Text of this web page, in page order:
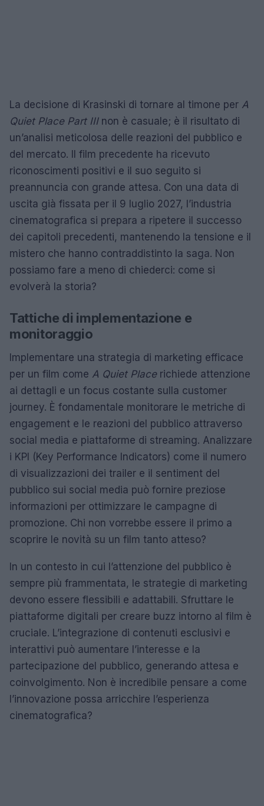
La decisione di Krasinski di tornare al timone per A
Quiet Place Part IIInon è casuale; è il risultato di
un’analisi meticolosa delle reazioni del pubblico e
del mercato. Il film precedente ha ricevuto
riconoscimenti positivi e il suo seguito si
preannuncia con grande attesa. Con una data di
uscita già fissata per il 9 luglio 2027, l’industria
cinematografica si prepara a ripetere il successo
dei capitoli precedenti, mantenendo la tensione e il
mistero che hanno contraddistinto la saga. Non
possiamo fare a meno di chiederci: come si
evolverà la storia?
Tattiche di implementazione e
monitoraggio
Implementare una strategia di marketing efficace
per un film come A Quiet Placerichiede attenzione
ai dettagli e un focus costante sulla customer
journey. È fondamentale monitorare le metriche di
engagement e le reazioni del pubblico attraverso
social media e piattaforme di streaming. Analizzare
i KPI (Key Performance Indicators) come il numero
di visualizzazioni dei trailer e il sentiment del
pubblico sui social media può fornire preziose
informazioni per ottimizzare le campagne di
promozione. Chi non vorrebbe essere il primo a
scoprire le novità su un film tanto atteso?
In un contesto in cui l’attenzione del pubblico è
sempre più frammentata, le strategie di marketing
devono essere flessibili e adattabili. Sfruttare le
piattaforme digitali per creare buzz intorno al film è
cruciale. L’integrazione di contenuti esclusivi e
interattivi può aumentare l’interesse e la
partecipazione del pubblico, generando attesa e
coinvolgimento. Non è incredibile pensare a come
l’innovazione possa arricchire l’esperienza
cinematografica?